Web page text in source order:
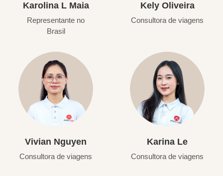
Karolina L Maia
Representante no
Brasil
Kely Oliveira
Consultora de viagens
Vivian Nguyen
Consultora de viagens
Karina Le
Consultora de viagens